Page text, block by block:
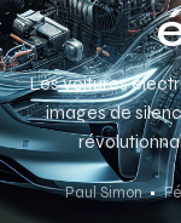
Les voitures
images de
Paul Simon